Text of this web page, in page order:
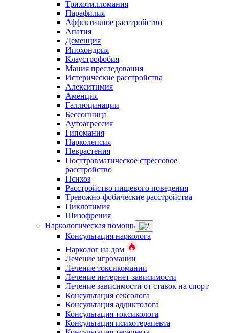
Трихотилломания
Парафилия
Аффективное расстройство
Апатия
Деменция
Ипохондрия
Клаустрофобия
Мания преследования
Истерические расстройства
Алекситимия
Аменция
Галлюцинации
Бессонница
Аутоагрессия
Гипомания
Нарколепсия
Неврастения
Посттравматическое стрессовое
расстройство
Психоз
Расстройство пищевого поведения
Тревожно-фобические расстройства
Циклотимия
Шизофрения
Наркологическая помощь
Консультация нарколога
Нарколог на дом
Лечение игромании
Лечение токсикомании
Лечение интернет-зависимости
Лечение зависимости от ставок на спорт
Консультация сексолога
Консультация аддиктолога
Консультация токсиколога
Консультация психотерапевта